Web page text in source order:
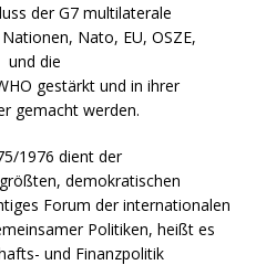
der G7 multilaterale
Nato, EU, OSZE,
und die
gestärkt und in ihrer
gemacht werden.
1976 dient der
demokratischen
Forum der internationalen
Politiken, heißt es
und Finanzpolitik